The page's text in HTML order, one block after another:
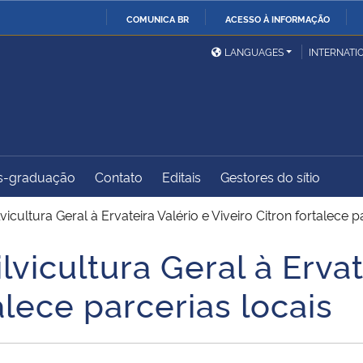
COMUNICA BR ACESSO À INFORMAÇÃO
Ministério da Defesa
Ministério das Relações
Exteriores
Ministério do
Desenvolvimento Regional
Controladoria-Geral da
União
Advocacia-Geral da União Banco Central do Brasil
LANGUAGES
graduação Contato Editais Gestores do sítio
Geral à Ervateira Valério e Viveiro Citron fortalece
Geral à
parcerias locais